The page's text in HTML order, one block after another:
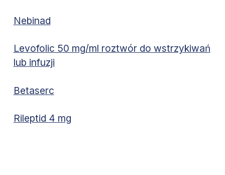
Nebinad
Levofolic 50 mg/ml roztwór do wstrzykiwań
lub infuzji
Betaserc
Rileptid 4 mg